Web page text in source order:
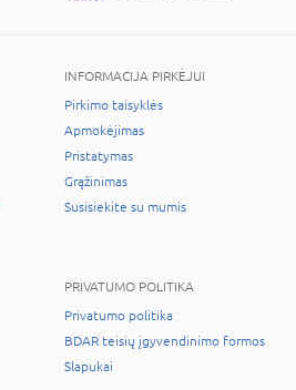
INFORMACIJA PIRKĖJUI
Pirkimo taisyklės
Apmokėjimas
Pristatymas
Grąžinimas
Susisiekite su mumis
PRIVATUMO POLITIKA
Privatumo politika
BDAR teisių įgyvendinimo formos
Slapukai